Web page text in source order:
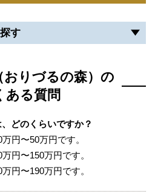
す
おりづるの森）の
ある質問
どのくらいですか？
円〜50万円です。
円〜150万円です。
円〜190万円です。